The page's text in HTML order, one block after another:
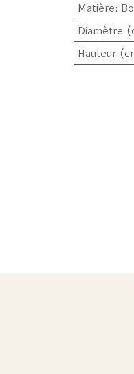
Matière:
Diamètre
Hauteur